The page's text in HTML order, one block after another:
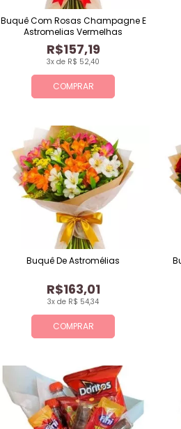
COMPRAR
3x de R$ 52,40
R$157,19
Buquê Com Rosas Champagne E
Astromelias Vermelhas
COMPRAR
3x de R$ 54,34
R$163,01
Buquê De Astromélias